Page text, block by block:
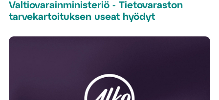
Valtiovarainministeriö - Tietovaraston
tarvekartoituksen useat hyödyt